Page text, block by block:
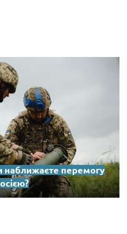
наближаєте перемогу